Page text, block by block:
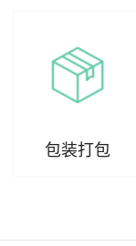
包装打包